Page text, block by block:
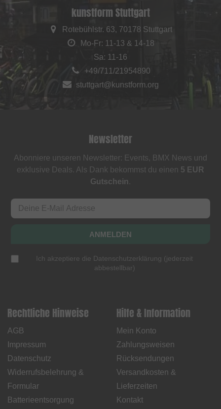
kunstform Stuttgart
Rotebühlstr. 63, 70178 Stuttgart
Mo-Fr: 11-13 & 14-18
Sa: 11-16
+49/711/21954890
stuttgart@kunstform.org
Newsletter
Abonniere unseren Newsletter: Events, BMX News und
exklusive Deals. Als Dank bekommst du einen 5 EUR
Gutschein.
ANMELDEN
Ich akzeptiere die Datenschutzerklärung (jederzeit
abbestellbar)
Rechtliche Hinweise
AGB
Impressum
Datenschutz
Widerrufsbelehrung &
Formular
Batterieentsorgung
Hilfe & Information
Mein Konto
Zahlungsweisen
Rücksendungen
Versandkosten &
Lieferzeiten
Kontakt